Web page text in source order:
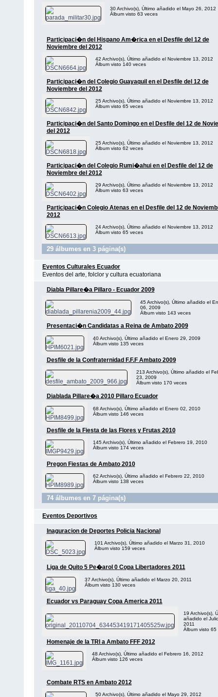
30 Archivo(s), Último añadido el Mayo 26, 2012
Álbum visto 63 veces
Participaci�n del Hispano Am�rica en el Desfile del 12 de
Noviembre del 2012
42 Archivo(s), Último añadido el Noviembre 13, 2012
Álbum visto 140 veces
Participaci�n del Colegio Guayaquil en el Desfile del 12 de
Noviembre del 2012
25 Archivo(s), Último añadido el Noviembre 13, 2012
Álbum visto 65 veces
Participaci�n del Santo Domingo en el Desfile del 12 de
del 2012
25 Archivo(s), Último añadido el Noviembre 13, 2012
Álbum visto 62 veces
Participaci�n del Colegio Rumi�ahui en el Desfile del 12 de
Noviembre del 2012
29 Archivo(s), Último añadido el Noviembre 13, 2012
Álbum visto 63 veces
Participaci�n Colegio Atenas en el Desfile del 12 de
2012
24 Archivo(s), Último añadido el Noviembre 13, 2012
Álbum visto 65 veces
29 álbumes en 3 página(s)
Eventos Culturales Ecuador
Eventos del arte, folclor y cultura ecuatoriana
Diabla Pillare�a Pillaro - Ecuador 2009
45 Archivo(s), Último añadido el
06, 2009
Álbum visto 143 veces
Presentaci�n Candidatas a Reina de Ambato 2009
40 Archivo(s), Último añadido el Enero 29, 2009
Álbum visto 135 veces
Desfile de la Confraternidad F.F.F Ambato 2009
213 Archivo(s), Último añadido el
23, 2009
Álbum visto 170 veces
Diablada Pillare�a 2010 Pillaro Ecuador
68 Archivo(s), Último añadido el Enero 02, 2010
Álbum visto 146 veces
Desfile de la Fiesta de las Flores y Frutas 2010
145 Archivo(s), Último añadido el Febrero 19, 2010
Álbum visto 174 veces
Pregon Fiestas de Ambato 2010
62 Archivo(s), Último añadido el Febrero 22, 2010
Álbum visto 138 veces
74 álbumes en 7 página(s)
Eventos Deportivos
Inaguracion de Deportes Policia Nacional
101 Archivo(s), Último añadido el Marzo 31, 2010
Álbum visto 159 veces
Liga de Quito 5 Pe�arol 0 Copa Libertadores 2011
37 Archivo(s), Último añadido el Marzo 20, 2011
Álbum visto 130 veces
Ecuador vs Paraguay Copa America 2011
19 Archivo(s),
añadido el
2011
Álbum visto 65
Homenaje de la TRI a Ambato FFF 2012
48 Archivo(s), Último añadido el Febrero 16, 2012
Álbum visto 126 veces
Combate RTS en Ambato 2012
50 Archivo(s), Último añadido el Mayo 29, 2012